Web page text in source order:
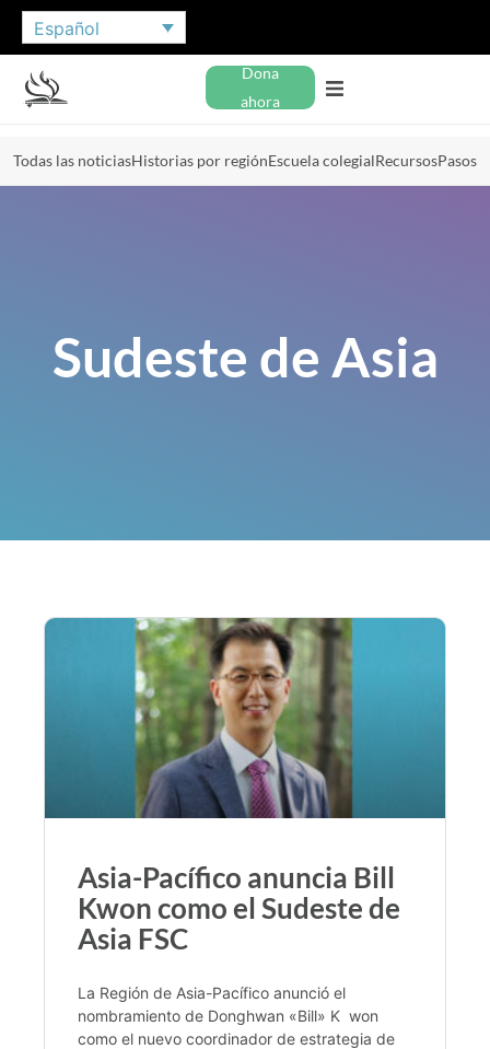
Español
Dona
ahora
Todas las noticiasHistorias por regiónEscuela colegialRecursosPasos
Sudeste de Asia
Asia-Pacífico anuncia Bill
Kwon como el Sudeste de
Asia FSC
La Región de Asia-Pacífico anunció el
nombramiento de Donghwan «Bill» K won
como el nuevo coordinador de estrategia de